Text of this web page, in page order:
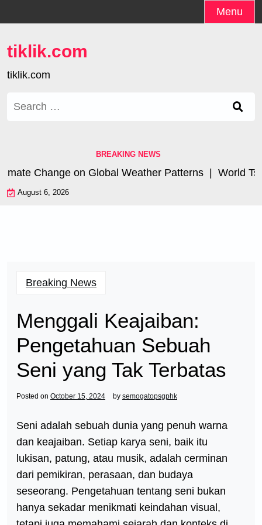
to
Menu
tiklik.com
tiklik.com
Search
BREAKING NEWS
Change on Global Weather Patterns |World
August 6, 2026
Breaking News
Menggali Keajaiban:
Pengetahuan Sebuah
Seni yang Tak Terbatas
Posted on October 15, 2024 by semogatopsgphk
Seni adalah sebuah dunia yang penuh warna
dan keajaiban. Setiap karya seni, baik itu
lukisan, patung, atau musik, adalah cerminan
dari pemikiran, perasaan, dan budaya
seseorang. Pengetahuan tentang seni bukan
hanya sekadar menikmati keindahan visual,